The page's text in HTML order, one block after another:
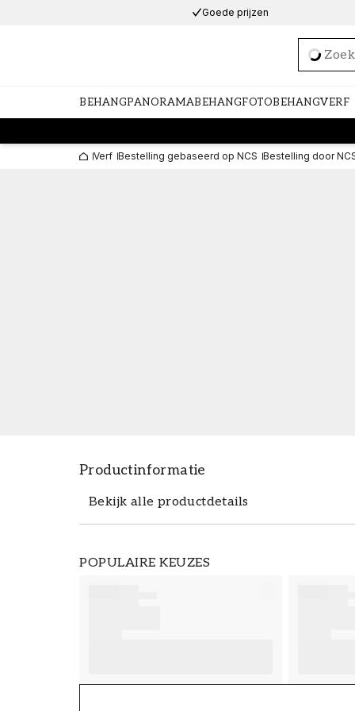
Goede prijzen
BEHANGPANORAMABEHANGFOTOBEHANGVERF
Verf Bestelling gebaseerd op NCS Bestelling door
Productinformatie
Bekijk alle productdetails
POPULAIRE KEUZES